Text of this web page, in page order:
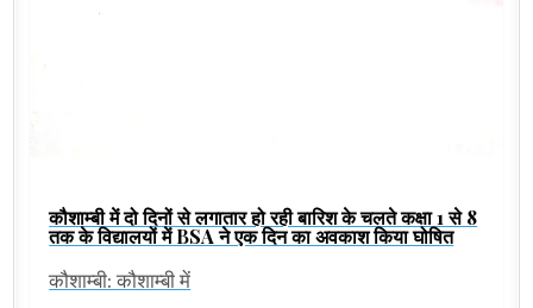
कौशाम्बी में दो दिनों से लगातार हो रही बारिश के चलते कक्षा 1 से 8
तक के विद्यालयों में BSA ने एक दिन का अवकाश किया घोषित
कौशाम्बी: कौशाम्बी में